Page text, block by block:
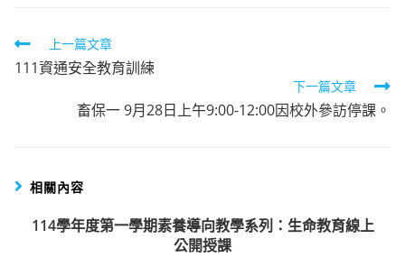
Read
more
上一篇文章
111資通安全教育訓練
下一篇文章
畜保一 9月28日上午9:00-12:00因校外參訪停課。
相關內容
114學年度第一學期素養導向教學系列：生命教育線上
公開授課